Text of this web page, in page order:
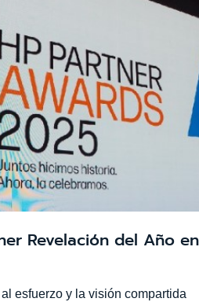
Revelación del Año
esfuerzo y la visión compartida